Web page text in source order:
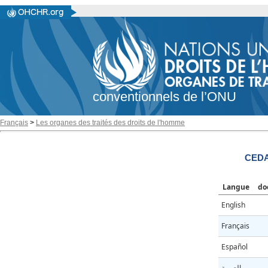
conventionnels de l’ONU
Français > Les organes des traités des droits de l'homme
Langue
English
Français
Español